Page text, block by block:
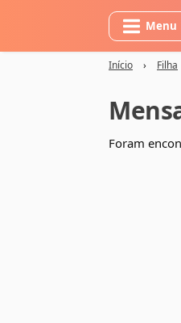
Menu
Início › Filha
Foram